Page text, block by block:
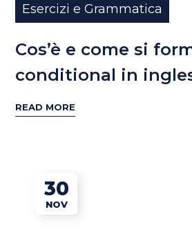
Esercizi e Grammatica
Cos’è e come si
conditional in
READ MORE
30
NOV